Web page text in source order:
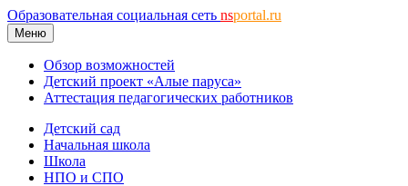
Образовательная социальная сеть nsportal.ru
Меню
Обзор возможностей
Детский проект «Алые паруса»
Аттестация педагогических работников
Детский сад
Начальная школа
Школа
НПО и СПО